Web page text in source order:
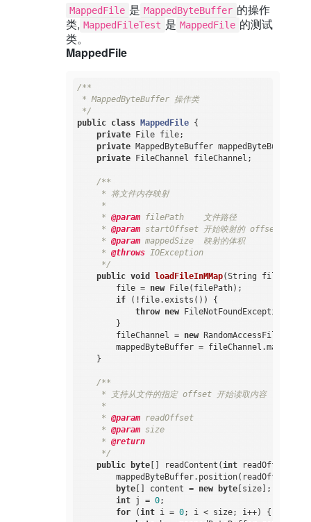
MappedFile 是 MappedByteBuffer 的操作
类, MappedFileTest 是 MappedFile 的测试
类。
MappedFile
/**
* MappedByteBuffer 操作类
*/
public class MappedFile {
private File file;
private MappedByteBuffer mappedByteBuffer;
private FileChannel fileChannel;
/**
     * 将文件内存映射
     *
     *
@param filePath    文件路径
     *
@param startOffset 开始映射的 offset
     *
@param mappedSize  映射的体积
     *
@throws IOException
     */
public void loadFileInMMap(String filePath,
        file =
new File(filePath);
if (!file.exists()) {
throw new FileNotFoundException(
        }
        fileChannel =
new
mappedByteBuffer =
    }
/**
     * 支持从文件的指定 offset 开始读取内容
     *
     *
@param readOffset
     *
@param size
     *
@return
     */
public
byte[] readContent(int readOffset,
        mappedByteBuffer.position(readOffset);
byte[] content = new byte[size];
int j = 0;
for (int i = 0; i < size; i++) {